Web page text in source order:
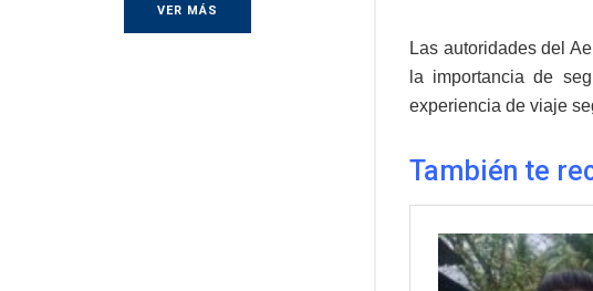
VER MÁS
Las autoridades del
la importancia de
experiencia de viaje
También te